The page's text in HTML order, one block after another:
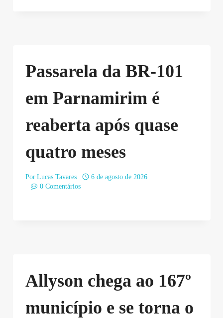
Passarela da BR-101
em Parnamirim é
reaberta após quase
quatro meses
Por Lucas Tavares
6 de agosto de 2026
0 Comentários
Allyson chega ao 167º
município e se torna o